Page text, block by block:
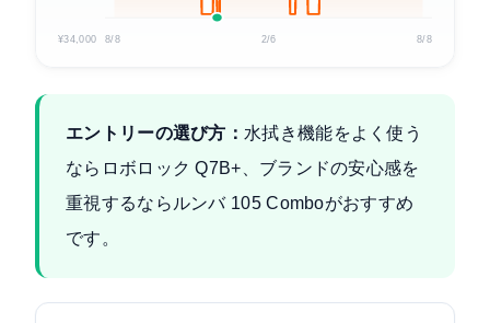
¥34,000 8/8 2/6 8/8
エントリーの選び方： 水拭き機能をよく使う
ならロボロック Q7B+、ブランドの安心感を
重視するならルンバ 105 Comboがおすすめ
です。